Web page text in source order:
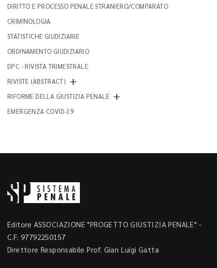
DIRITTO E PROCESSO PENALE STRANIERO/COMPARATO
CRIMINOLOGIA
STATISTICHE GIUDIZIARIE
ORDINAMENTO GIUDIZIARIO
DPC - RIVISTA TRIMESTRALE
RIVISTE (ABSTRACT) +
RIFORME DELLA GIUSTIZIA PENALE +
EMERGENZA COVID-19
Editore ASSOCIAZIONE "PROGETTO GIUSTIZIA PENALE" -
C.F. 97792250157
Direttore Responsabile Prof. Gian Luigi Gatta